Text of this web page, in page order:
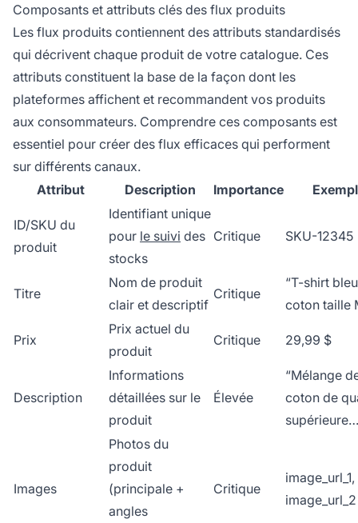
Composants et attributs clés des flux produits
Les flux produits contiennent des attributs standardisés
qui décrivent chaque produit de votre catalogue. Ces
attributs constituent la base de la façon dont les
plateformes affichent et recommandent vos produits
aux consommateurs. Comprendre ces composants est
essentiel pour créer des flux efficaces qui performent
sur différents canaux.
Attribut
Description Importance
ID/SKU du
produit
Identifiant unique
pour le suivi des
stocks
Critique SKU-12345
Titre
Nom de produit
clair et descriptif
Critique
“T-shirt bleu
coton taille
Prix
Prix actuel du
produit
Critique 29,99 $
Description
Informations
détaillées sur le
produit
Élevée
“Mélange
coton de
Images
Photos du
produit
(principale +
angles
Critique
image_url_1,
image_url_2